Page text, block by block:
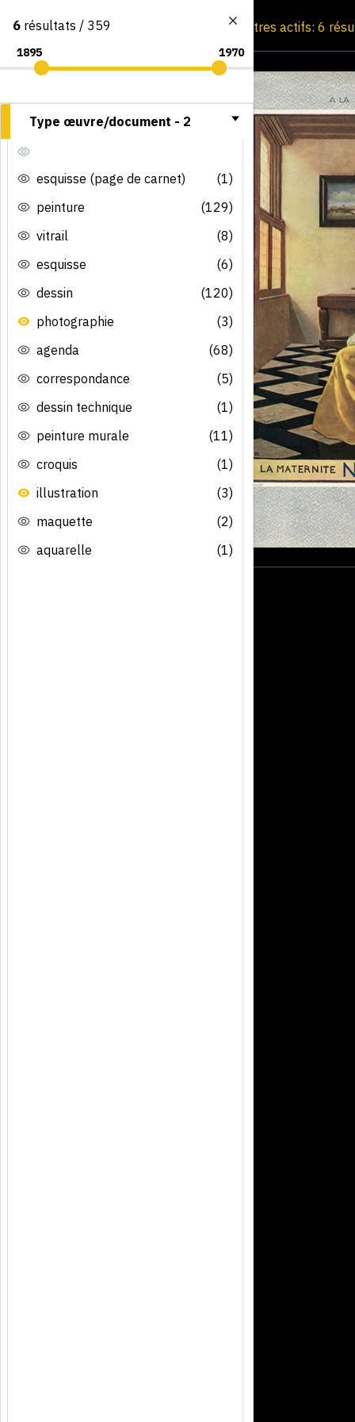
Consultation par image Filtres actifs: 6
6 résultats / 359
Type œuvre/document - 2
esquisse (page de carnet)
(1)
peinture
(129)
vitrail
(8)
esquisse
(6)
dessin
(120)
photographie
(3)
agenda
(68)
correspondance
(5)
dessin technique
(1)
peinture murale
(11)
croquis
(1)
illustration
(3)
maquette
(2)
aquarelle
(1)